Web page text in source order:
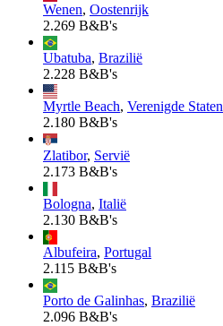
Wenen, Oostenrijk
2.269 B&B's
Ubatuba, Brazilië
2.228 B&B's
Myrtle Beach, Verenigde Staten
2.180 B&B's
Zlatibor, Servië
2.173 B&B's
Bologna, Italië
2.130 B&B's
Albufeira, Portugal
2.115 B&B's
Porto de Galinhas, Brazilië
2.096 B&B's